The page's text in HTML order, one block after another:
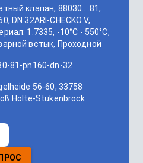
клапан, 88030....81,
DN 32ARI-CHECKO V,
1.7335, -10°C - 550°C,
встык, Проходной
81-pn160-dn-32
56-60, 33758
Holte-Stukenbrock